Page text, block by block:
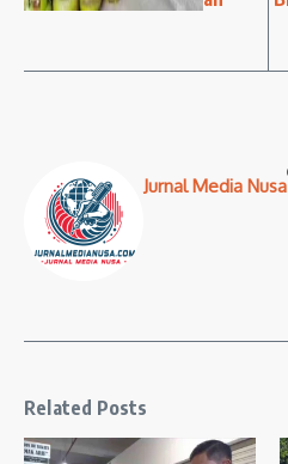
Jurnal Media Nusa
Related Posts